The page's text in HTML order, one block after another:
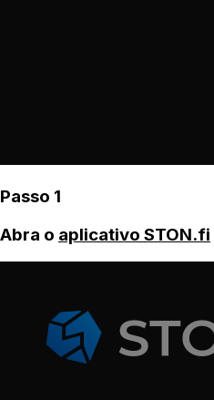
Passo 1
Abra o aplicativo STON.fi